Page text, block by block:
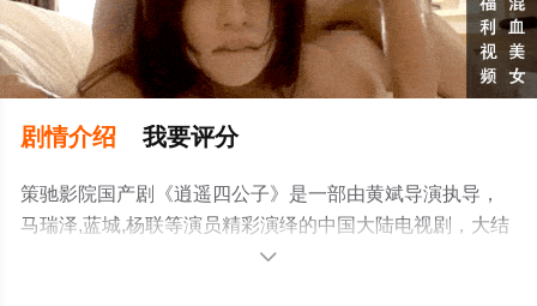
剧情介绍 我要评分
策驰影院国产剧《逍遥四公子》是一部由黄斌导演执导，
马瑞泽,蓝城,杨联等演员精彩演绎的中国大陆电视剧，大结
局剧情已揭晓（1-38全集），手机免费观看高清未删减完
